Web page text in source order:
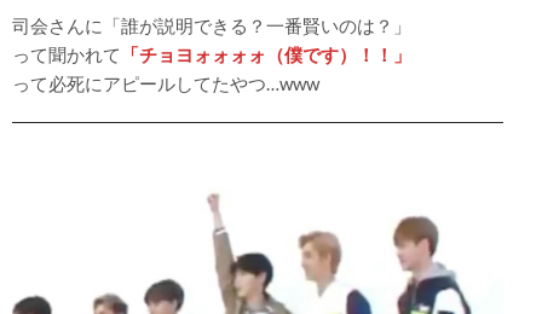
司会さんに「誰が説明できる？一番賢いのは？」
って聞かれて
「チョヨォォォォ（僕です）！！」
って必死にアピールしてたやつ…www